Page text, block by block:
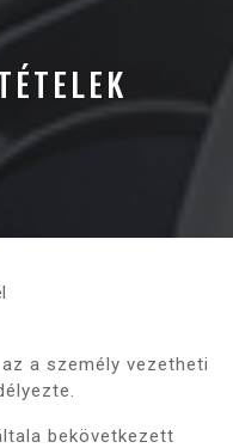
a személy vezetheti
bekövetkezett